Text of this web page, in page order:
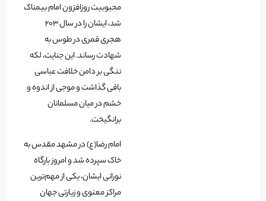
محبوبیت روزافزون امام بیمناک
شد، ایشان را در سال ۲۰۳
هجری قمری در طوس به
شهادت رساند. این جنایت، لکه
ننگی بر دامن خلافت عباسی
باقی گذاشت و موجی از اندوه و
خشم در میان مسلمانان
برانگیخت.
امام رضا(ع) در مشهد مقدس به
خاک سپرده شد و امروز بارگاه
نورانی ایشان، یکی از مهم‌ترین
مراکز معنوی و زیارتی جهان